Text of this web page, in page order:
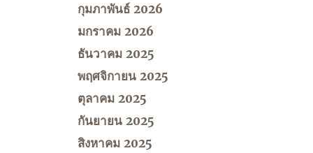
กุมภาพันธ์ 2026
มกราคม 2026
ธันวาคม 2025
พฤศจิกายน 2025
ตุลาคม 2025
กันยายน 2025
สิงหาคม 2025